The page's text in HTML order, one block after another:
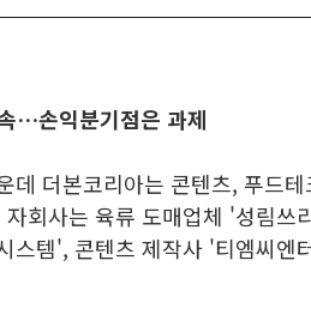
…손익분기점은 과제
데 더본코리아는 콘텐츠, 푸드
회사는 육류 도매업체 '성림쓰
스템', 콘텐츠 제작사 '티엠씨엔